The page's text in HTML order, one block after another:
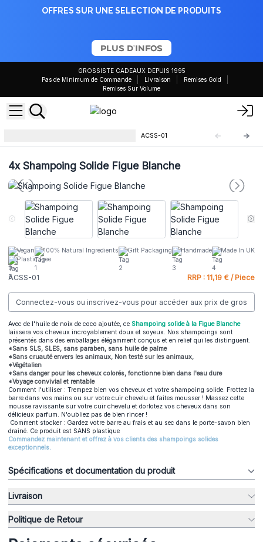
OFFRES SUR UNE SELECTION DE PRODUITS
PLUS D'INFOS
GROSSISTE CADEAUX DEPUIS 1995
Pas de Minimum de Commande
Livraison
Remises Gold
Remises Sur Volume
ACSS-01
4xShampoing Solide Figue Blanche
Vegan 100% Natural Ingredients Gift Packaging Handmade
Made In UK
Plastic Free
ACSS-01 RRP : 11,19 € / Piece
Connectez-vous ou inscrivez-vous pour accéder aux prix de gros
Avec de l'huile de noix de coco ajoutée, ce Shampoing solide à la Figue Blanche
laissera vos cheveux incroyablement doux et soyeux. Nos shampoings sont
présentés dans des emballages élégamment conçus et en relief qui les distinguent.
*Sans SLS, SLES, sans paraben, sans huile de palme
*Sans cruauté envers les animaux, Non testé sur les animaux,
*Végétalien
*Sans danger pour les cheveux colorés, fonctionne bien dans l'eau dure
*Voyage convivial et rentable
Comment l'utiliser : Trempez bien vos cheveux et votre shampoing solide. Frottez la
barre dans vos mains ou sur votre cuir chevelu et faites mousser ! Massez cette
mousse ravissante sur votre cuir chevelu et dorlotez vos cheveux dans son
délicieux parfum. N'oubliez pas de bien rincer !
Comment stocker : Gardez votre barre au frais et au sec dans le porte-savon bien
drainé. Ce produit est SANS plastique
Commandez maintenant et offrez à vos clients des shampoings solides
exceptionnels.
Spécifications et documentation du produit
Livraison
Politique de Retour